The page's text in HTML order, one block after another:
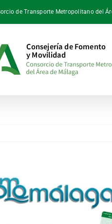
de Transporte Metropolitano del